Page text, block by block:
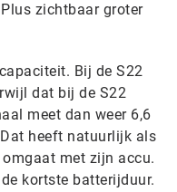
zichtbaar groter
Bij de S22
dat bij de S22
meet dan weer 6,6
heeft natuurlijk als
met zijn accu.
kortste batterijduur.